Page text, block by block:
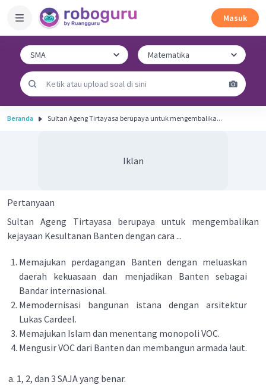
Masuk
Beranda Sultan Ageng Tirtayasa berupaya untuk mengembalika...
Iklan
Pertanyaan
Sultan Ageng Tirtayasa berupaya untuk mengembalikan
kejayaan Kesultanan Banten dengan cara ...
Memajukan perdagangan Banten dengan meluaskan
daerah kekuasaan dan menjadikan Banten sebagai
Bandar internasional.
Memodernisasi bangunan istana dengan arsitektur
Lukas Cardeel.
Memajukan Islam dan menentang monopoli VOC.
Mengusir VOC dari Banten dan membangun armada !aut.
1, 2, dan 3 SAJA yang benar.